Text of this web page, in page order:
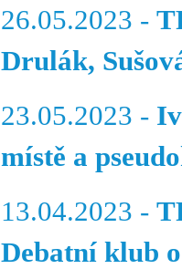
26.05.2023 -
Drulák,
23.05.2023 -
místě a
13.04.2023 -
Debatní klub